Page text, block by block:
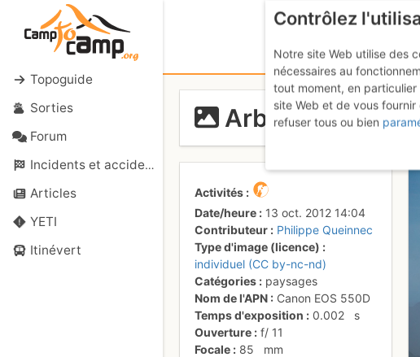
Topoguide
Sorties
Forum
Incidents et accidents
Articles
YETI
Itinévert
Arbizon dans la
Activités
Date/heure
13 oct. 2012 14:04
Contributeur
Philippe Queinnec
Type d'image (licence)
individuel (CC by-nc-nd)
Catégories
paysages
Nom de l'APN
Canon EOS 550D
Temps d'exposition
0.002
s
Ouverture
f/11
Focale
85
mm
Contrôlez
Notre site Web utilise des
nécessaires au
tout moment, en
site Web et de vous
refuser tous ou bien